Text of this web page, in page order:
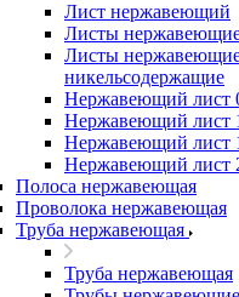
Лист нержавеющий
Листы нержавеющие
Листы
никельсодержащие
Нержавеющий лист
Нержавеющий лист
Нержавеющий лист
Нержавеющий лист
Полоса нержавеющая
Проволока нержавеющая
Труба нержавеющая
Труба нержавеющая